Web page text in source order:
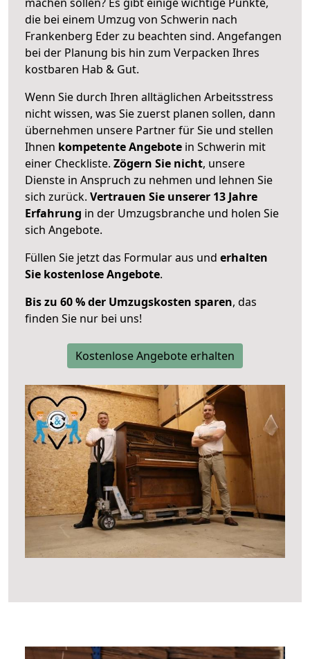
die bei einem Umzug von Schwerin nach
Frankenberg Eder zu beachten sind. Angefangen
bei der Planung bis hin zum Verpacken Ihres
kostbaren Hab & Gut.
Wenn Sie durch Ihren alltäglichen Arbeitsstress
nicht wissen, was Sie zuerst planen sollen, dann
übernehmen unsere Partner für Sie und stellen
Ihnen kompetente Angebote in Schwerin mit
einer Checkliste. Zögern Sie nicht, unsere
Dienste in Anspruch zu nehmen und lehnen Sie
sich zurück. Vertrauen Sie unserer 13 Jahre
Erfahrung in der Umzugsbranche und holen Sie
sich Angebote.
Füllen Sie jetzt das Formular aus und erhalten
Sie kostenlose Angebote.
Bis zu 60 % der Umzugskosten sparen, das
finden Sie nur bei uns!
Kostenlose Angebote erhalten